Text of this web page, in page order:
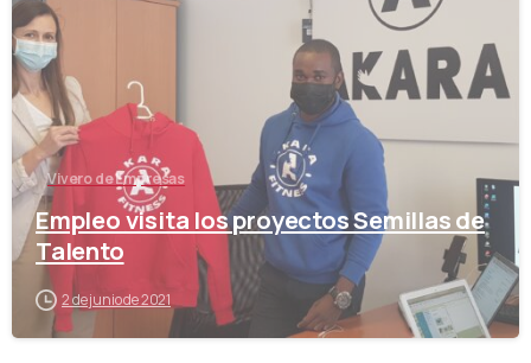
Vivero de Empresas
Empleo visita los proyectos Semillas de
Talento
2 de junio de 2021